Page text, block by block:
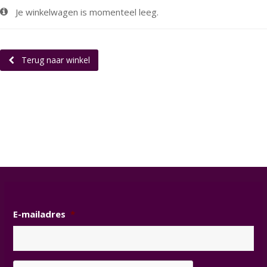
Je winkelwagen is momenteel leeg.
Terug naar winkel
E-mailadres *